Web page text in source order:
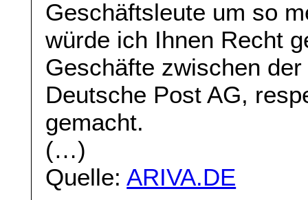
Geschäftsleute um so
würde ich Ihnen Recht
Geschäfte zwischen
Deutsche Post AG,
gemacht.
(…)
Quelle:ARIVA.DE